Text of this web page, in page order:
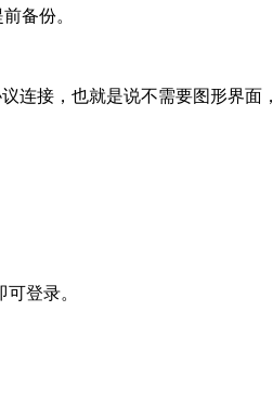
备份。
接，也就是说不需要图形界面
登录。